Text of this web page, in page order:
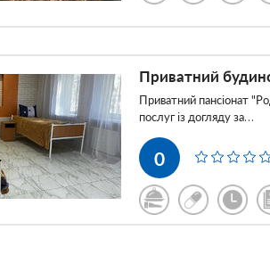
Приватний
Приватний пансіонат
послуг із догляду за…
0